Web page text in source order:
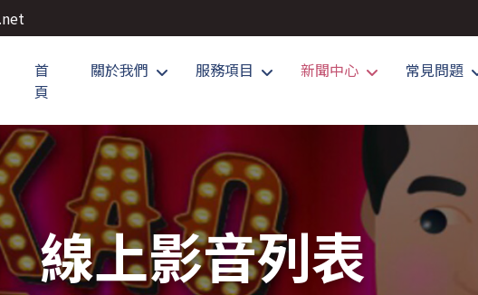
首
頁
關於我們 服務項目 新聞中心 常見問題
線上影音列表